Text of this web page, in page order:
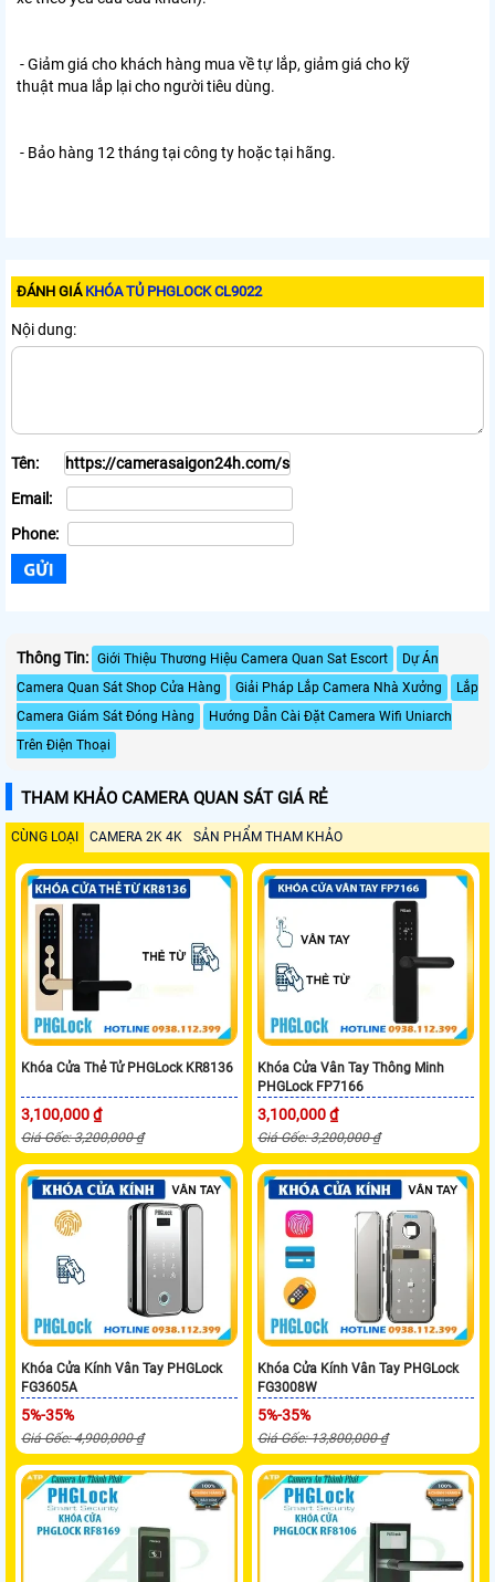
- Giảm giá cho khách hàng mua về tự lắp, giảm giá cho kỹ
thuật mua lắp lại cho người tiêu dùng.
- Bảo hàng 12 tháng tại công ty hoặc tại hãng.
ĐÁNH GIÁ KHÓA TỦ PHGLOCK CL9022
Nội dung:
Tên:
Email:
Phone:
Thông Tin: Giới Thiệu Thương Hiệu Camera Quan Sat Escort
Dự Án
Camera Quan Sát Shop Cửa Hàng
Giải Pháp Lắp Camera Nhà Xưởng
Lắp
Camera Giám Sát Đóng Hàng
Hướng Dẫn Cài Đặt Camera Wifi Uniarch
Trên Điện Thoại
THAM KHẢO CAMERA QUAN SÁT GIÁ RẺ
CÙNG LOẠI CAMERA 2K 4K SẢN PHẨM THAM KHẢO
Khóa Cửa Thẻ Tử PHGLock KR8136
3,100,000 ₫
Giá Gốc: 3,200,000 ₫
Khóa Cửa Vân Tay Thông Minh
PHGLock FP7166
3,100,000 ₫
Giá Gốc: 3,200,000 ₫
Khóa Cửa Kính Vân Tay PHGLock
FG3605A
5%-35%
Giá Gốc: 4,900,000 ₫
Khóa Cửa Kính Vân Tay PHGLock
FG3008W
5%-35%
Giá Gốc: 13,800,000 ₫